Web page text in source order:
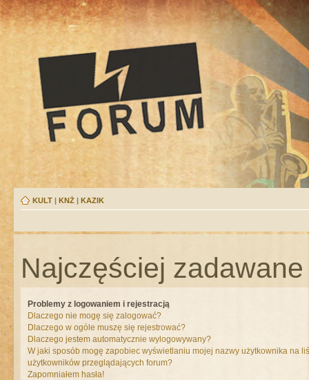
KULT | KNŻ | KAZIK
Najczęściej
Problemy z logowaniem i rejestracją
Dlaczego nie mogę się zalogować?
Dlaczego w ogóle muszę się rejestrować?
Dlaczego jestem automatycznie wylogowywany?
W jaki sposób mogę zapobiec wyświetlaniu mojej nazwy użytkownika na
użytkowników przeglądających forum?
Zapomniałem hasła!